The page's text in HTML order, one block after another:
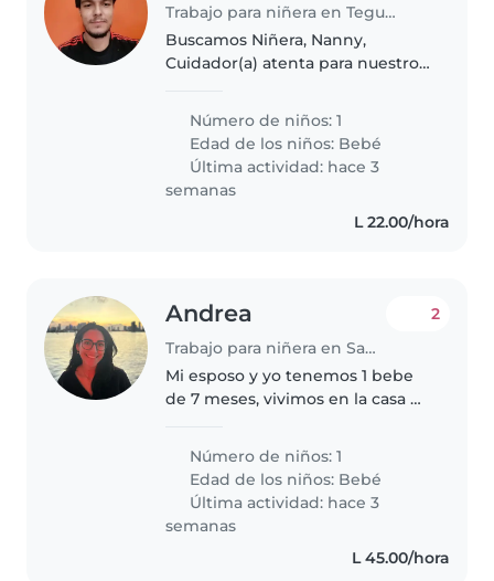
Trabajo para niñera en Tegucigalpa
Buscamos Niñera, Nanny,
Cuidador(a) atenta para nuestro
carácter amigable y tranquilo.
Contamos con un hogar
acogedor donde le esperará un
ambiente seguro.
Número de niños: 1
Edad de los niños: Bebé
Última actividad: hace 3
semanas
L 22.00/hora
Andrea
Trabajo para niñera en San Pedro Sula
2
Mi esposo y yo tenemos 1 bebe
de 7 meses, vivimos en la casa de
En la casa hay otra empleada que
trabaja en el aseo y la comida de
la casa. Necesitamos..
Número de niños: 1
Edad de los niños: Bebé
Última actividad: hace 3
semanas
L 45.00/hora